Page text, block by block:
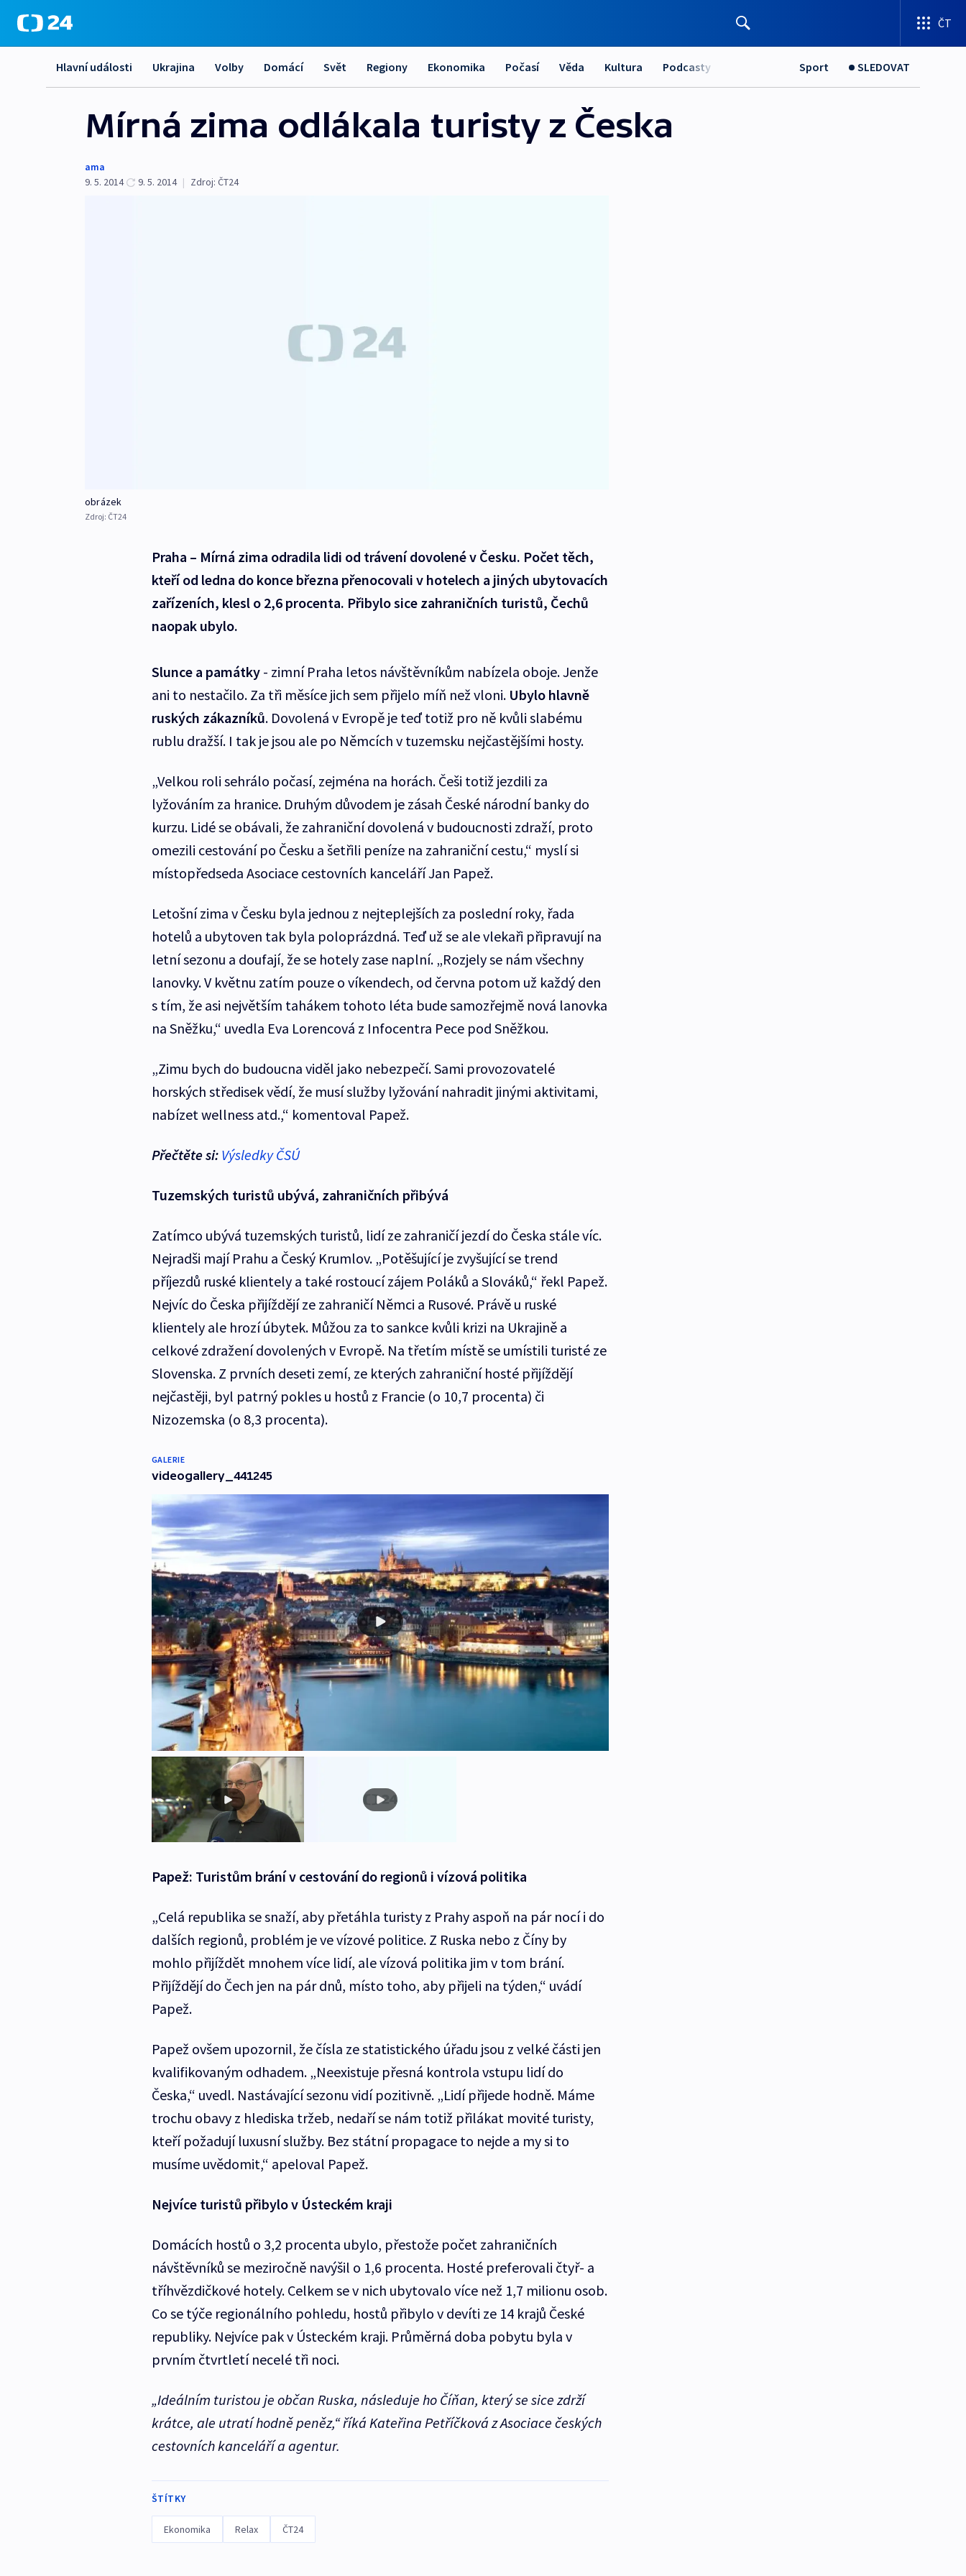
ČT
Hlavní události Ukrajina Volby Domácí Svět Regiony Ekonomika Počasí Věda Kultura Podcasty Sport SLEDOVAT
Mírná zima odlákala turisty z Česka
ama
9. 5. 2014
9. 5. 2014 | Zdroj: ČT24
obrázek
Zdroj: ČT24
Praha – Mírná zima odradila lidi od trávení dovolené v Česku. Počet těch,
kteří od ledna do konce března přenocovali v hotelech a jiných ubytovacích
zařízeních, klesl o 2,6 procenta. Přibylo sice zahraničních turistů, Čechů
naopak ubylo.
Slunce a památky- zimní Praha letos návštěvníkům nabízela oboje. Jenže
ani to nestačilo. Za tři měsíce jich sem přijelo míň než vloni. Ubylo hlavně
ruských zákazníků. Dovolená v Evropě je teď totiž pro ně kvůli slabému
rublu dražší. I tak je jsou ale po Němcích v tuzemsku nejčastějšími hosty.
„Velkou roli sehrálo počasí, zejména na horách. Češi totiž jezdili za
lyžováním za hranice. Druhým důvodem je zásah České národní banky do
kurzu. Lidé se obávali, že zahraniční dovolená v budoucnosti zdraží, proto
omezili cestování po Česku a šetřili peníze na zahraniční cestu,“ myslí si
místopředseda Asociace cestovních kanceláří Jan Papež.
Letošní zima v Česku byla jednou z nejteplejších za poslední roky, řada
hotelů a ubytoven tak byla poloprázdná. Teď už se ale vlekaři připravují na
letní sezonu a doufají, že se hotely zase naplní. „Rozjely se nám všechny
lanovky. V květnu zatím pouze o víkendech, od června potom už každý den
s tím, že asi největším tahákem tohoto léta bude samozřejmě nová lanovka
na Sněžku,“ uvedla Eva Lorencová z Infocentra Pece pod Sněžkou.
„Zimu bych do budoucna viděl jako nebezpečí. Sami provozovatelé
horských středisek vědí, že musí služby lyžování nahradit jinými aktivitami,
nabízet wellness atd.,“ komentoval Papež.
Přečtěte si: Výsledky ČSÚ
Tuzemských turistů ubývá, zahraničních přibývá
Zatímco ubývá tuzemských turistů, lidí ze zahraničí jezdí do Česka stále víc.
Nejradši mají Prahu a Český Krumlov. „Potěšující je zvyšující se trend
příjezdů ruské klientely a také rostoucí zájem Poláků a Slováků,“ řekl Papež.
Nejvíc do Česka přijíždějí ze zahraničí Němci a Rusové. Právě u ruské
klientely ale hrozí úbytek. Můžou za to sankce kvůli krizi na Ukrajině a
celkové zdražení dovolených v Evropě. Na třetím místě se umístili turisté ze
Slovenska. Z prvních deseti zemí, ze kterých zahraniční hosté přijíždějí
nejčastěji, byl patrný pokles u hostů z Francie (o 10,7 procenta) či
Nizozemska (o 8,3 procenta).
GALERIE
videogallery_441245
Papež: Turistům brání v cestování do regionů i vízová politika
„Celá republika se snaží, aby přetáhla turisty z Prahy aspoň na pár nocí i do
dalších regionů, problém je ve vízové politice. Z Ruska nebo z Číny by
mohlo přijíždět mnohem více lidí, ale vízová politika jim v tom brání.
Přijíždějí do Čech jen na pár dnů, místo toho, aby přijeli na týden,“ uvádí
Papež.
Papež ovšem upozornil, že čísla ze statistického úřadu jsou z velké části jen
kvalifikovaným odhadem. „Neexistuje přesná kontrola vstupu lidí do
Česka,“ uvedl. Nastávající sezonu vidí pozitivně. „Lidí přijede hodně. Máme
trochu obavy z hlediska tržeb, nedaří se nám totiž přilákat movité turisty,
kteří požadují luxusní služby. Bez státní propagace to nejde a my si to
musíme uvědomit,“ apeloval Papež.
Nejvíce turistů přibylo v Ústeckém kraji
Domácích hostů o 3,2 procenta ubylo, přestože počet zahraničních
návštěvníků se meziročně navýšil o 1,6 procenta. Hosté preferovali čtyř- a
tříhvězdičkové hotely. Celkem se v nich ubytovalo více než 1,7 milionu osob.
Co se týče regionálního pohledu, hostů přibylo v devíti ze 14 krajů České
republiky. Nejvíce pak v Ústeckém kraji. Průměrná doba pobytu byla v
prvním čtvrtletí necelé tři noci.
„Ideálním turistou je občan Ruska, následuje ho Číňan, který se sice zdrží
krátce, ale utratí hodně peněz,“říká Kateřina Petříčková z Asociace českých
cestovních kanceláří a agentur.
ŠTÍTKY
Ekonomika Relax ČT24